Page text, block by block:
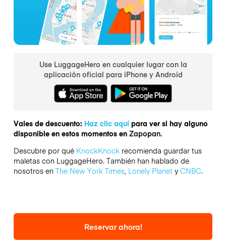
Use LuggageHero en cualquier lugar con la
aplicación oficial para iPhone y Android
Vales de descuento: Haz clic aquípara ver si hay alguno
disponible en estos momentos en Zapopan.
Descubre por qué KnockKnockrecomienda guardar tus
maletas con LuggageHero. También han hablado de
nosotros en The New York Times, Lonely Planety CNBC.
Reservar ahora!